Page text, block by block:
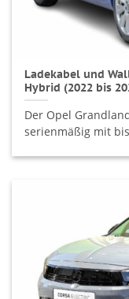
Ladekabel und
Hybrid (2022 bis
Der Opel
serienmäßig mit